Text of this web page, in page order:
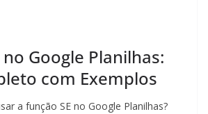
no Google Planilhas:
com Exemplos
a função SE no Google Planilhas?